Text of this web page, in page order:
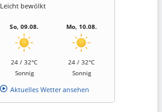
Leicht bewölkt
So, 09.08.
24 / 32°C
Sonnig
Mo, 10.08.
24 / 32°C
Sonnig
Aktuelles Wetter ansehen